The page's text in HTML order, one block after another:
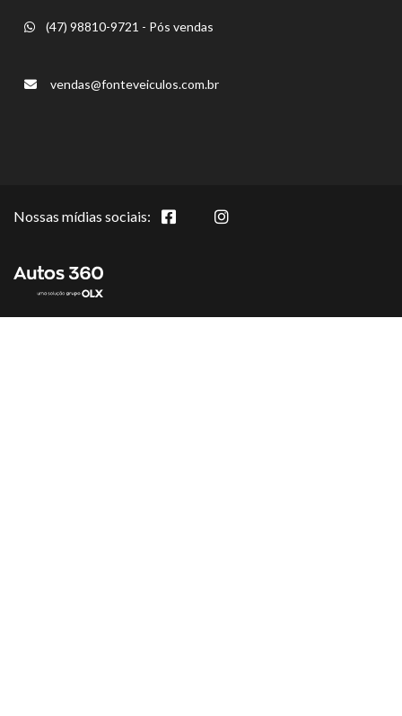
(47) 98810-9721 - Pós vendas
vendas@fonteveiculos.com.br
Nossas mídias sociais: